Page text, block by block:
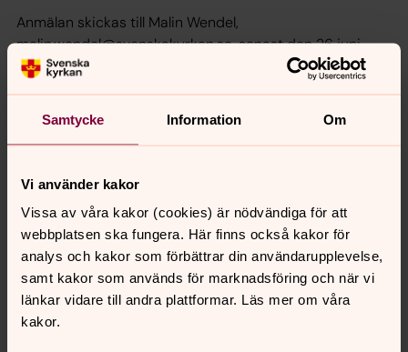
Samtycke Information Om
Vi använder kakor
Vissa av våra kakor (cookies) är nödvändiga för att
webbplatsen ska fungera. Här finns också kakor för
analys och kakor som förbättrar din användarupplevelse,
samt kakor som används för marknadsföring och när vi
länkar vidare till andra plattformar. Läs mer om våra
kakor.
Anmälan skickas till Malin Wendel,
malin.wendel@svenskakyrkan.se, senast den 26 juni.
Ange namn och ålder på de barn du anmäler,
telefonnummer till vuxna deltagare, eventuella allergier
och kostval samt kontaktuppgift till närstående/anhörig.
Malin Wendel
Församlingapedagog, Svenska kyrkan i Lund
Direkt: 046714888
E-post:malin.wendel@svenskakyrkan.se